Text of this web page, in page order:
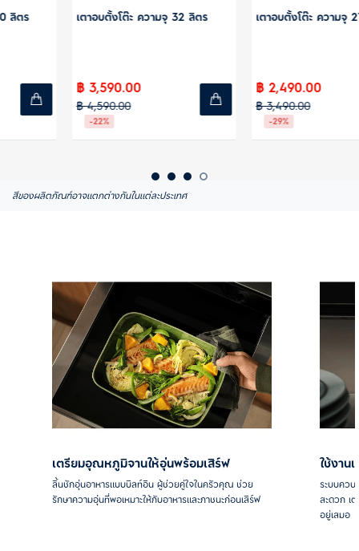
ต๊ะ ความจุ 32 ลิตร เตาอบตั้งโต๊ะ ความจุ 21 ลิตร
฿ 2,490.00
เตาอบตั้
฿
สีของผลิตภัณฑ์อาจแตกต่างกันในแต่ละประเทศ
เตรียมอุณหภูมิจานให้อุ่นพร้อมเสิร์ฟ
ลิ้นชักอุ่นอาหารแบบบิลท์อิน ผู้ช่วยคู่ใจในครัวคุณ ช่วย
รักษาความอุ่นที่พอเหมาะให้กับอาหารและภาชนะก่อนเสิร์ฟ
ใช้งาน
ระบบคว
สะดวก เ
อยู่เสมอ